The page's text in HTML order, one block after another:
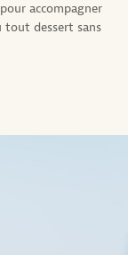
accompagner
dessert sans